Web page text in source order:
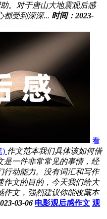
。对于唐山大地震观后感
都受到深深... 时间：2023-
看
) 作文范本我们具体该如何借
是一件非常常见的事情，经
行动能力。没有词汇和写作
作文的目的，今天我们给大
作文，强烈建议你能收藏本
03-06 电影观后感作文 观